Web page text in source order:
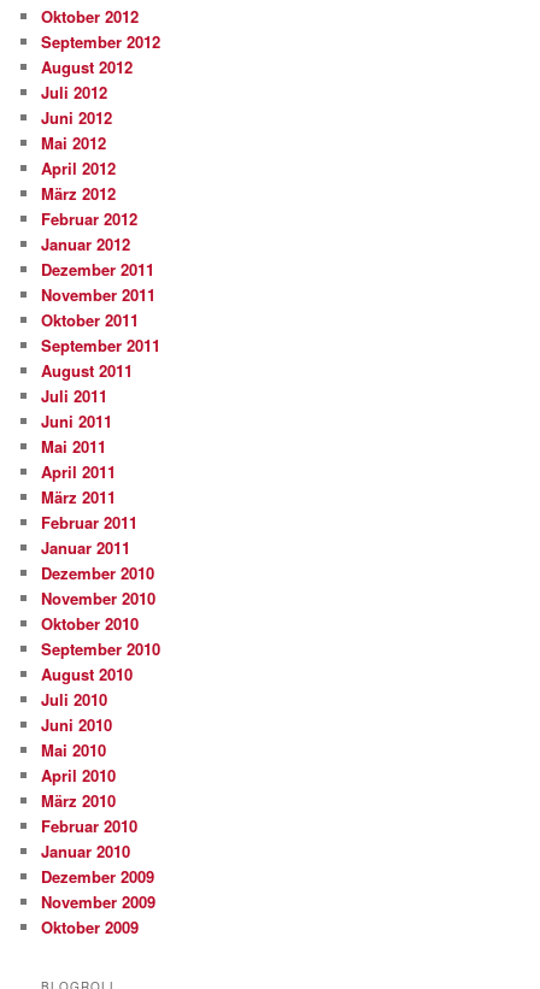
Oktober 2012
September 2012
August 2012
Juli 2012
Juni 2012
Mai 2012
April 2012
März 2012
Februar 2012
Januar 2012
Dezember 2011
November 2011
Oktober 2011
September 2011
August 2011
Juli 2011
Juni 2011
Mai 2011
April 2011
März 2011
Februar 2011
Januar 2011
Dezember 2010
November 2010
Oktober 2010
September 2010
August 2010
Juli 2010
Juni 2010
Mai 2010
April 2010
März 2010
Februar 2010
Januar 2010
Dezember 2009
November 2009
Oktober 2009